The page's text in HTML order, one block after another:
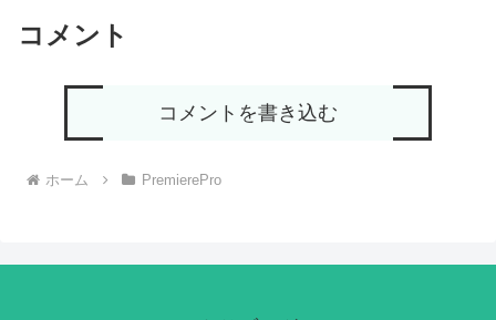
コメント
コメントを書き込む
ホーム PremierePro